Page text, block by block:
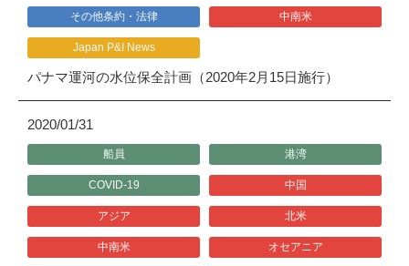
その他条約・法律 中南米
Japan P&I News
パナマ運河の水位保全計画（2020年2月15日施行）
2020/01/31
船員 港湾
COVID-19 中国
アジア 北米
中南米 オセアニア